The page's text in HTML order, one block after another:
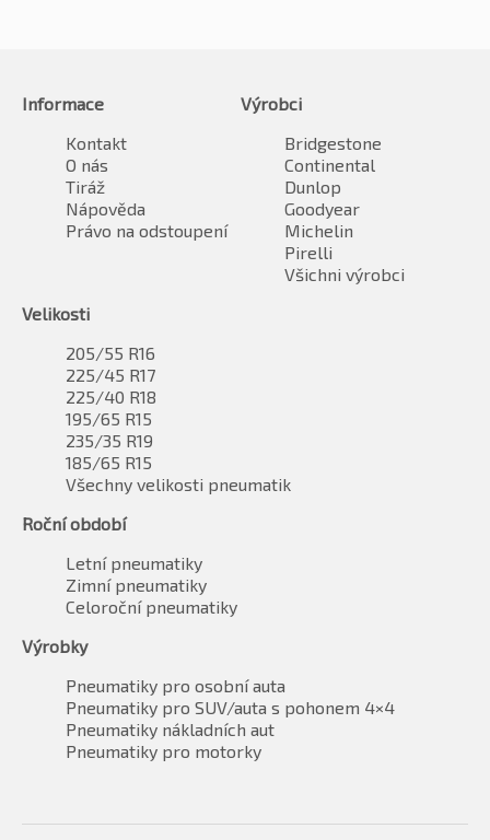
Informace
Kontakt
O nás
Tiráž
Nápověda
Právo na odstoupení
Výrobci
Bridgestone
Continental
Dunlop
Goodyear
Michelin
Pirelli
Všichni výrobci
Velikosti
205/55 R16
225/45 R17
225/40 R18
195/65 R15
235/35 R19
185/65 R15
Všechny velikosti pneumatik
Roční období
Letní pneumatiky
Zimní pneumatiky
Celoroční pneumatiky
Výrobky
Pneumatiky pro osobní auta
Pneumatiky pro SUV/auta s pohonem 4×4
Pneumatiky nákladních aut
Pneumatiky pro motorky